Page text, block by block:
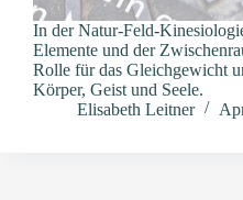
In der Natur-Feld-
Elemente und der
Rolle für das Gleichgewicht
Körper, Geist und Seele.
Elisabeth Leitner